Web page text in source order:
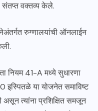
संतप्त वक्तव्य केले.
रुग्णालयांची ऑनलाईन
नियम 41-A मध्ये सुधारणा
या योजनेत समाविष्ट
असून त्यांना प्रशिक्षित समजून